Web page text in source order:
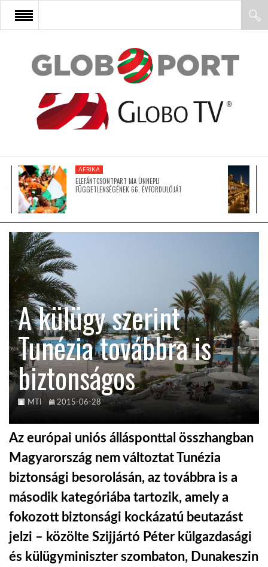
FŐOLDAL
AFRIKA
ÁZSIA
LATIN-AMERIKA
KÖZEL-KELET
AUSZTRÁLIA
A VILÁG ITTHON
GLOBOTV BP
HÍR3D
TROPICALMAGAZIN
AFRIKA
ELEFÁNTCSONTPART MA ÜNNEPLI
FÜGGETLENSÉGÉNEK 66. ÉVFORDULÓJÁT
A külügy szerint
Tunézia továbbra is
biztonságos
MTI 2015-06-28
Az európai uniós állásponttal összhangban
Magyarország nem változtat Tunézia
biztonsági besorolásán, az továbbra is a
második kategóriába tartozik, amely a
fokozott biztonsági kockázatú beutazást
jelzi – közölte Szijjártó Péter külgazdasági
és külügyminiszter szombaton, Dunakeszin